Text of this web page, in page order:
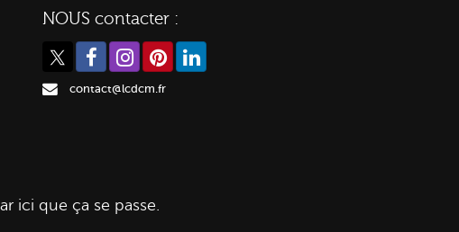
NOUS contacter :
contact@lcdcm.fr
ici que ça se passe.